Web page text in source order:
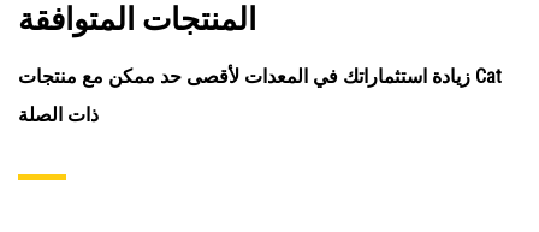
المنتجات المتوافقة
زيادة استثماراتك في المعدات لأقصى حد ممكن مع منتجات Cat
ذات الصلة